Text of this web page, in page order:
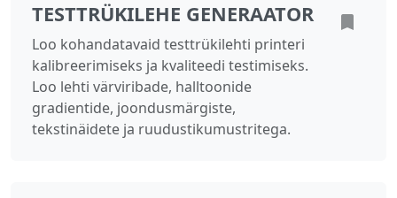
TESTTRÜKILEHE GENERAATOR
Loo kohandatavaid testtrükilehti printeri
kalibreerimiseks ja kvaliteedi testimiseks.
Loo lehti värviribade, halltoonide
gradientide, joondusmärgiste,
tekstinäidete ja ruudustikumustritega.